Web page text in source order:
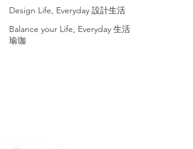
Design Life, Everyday 設計生活
Balance your Life, Everyday 生活
瑜珈